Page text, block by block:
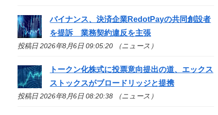
バイナンス、決済企業RedotPayの共同創設者
を提訴 業務契約違反を主張
投稿日 2026年8月6日 09:05:20 （ニュース）
トークン化株式に投票意向提出の道、エックス
ストックスがブロードリッジと提携
投稿日 2026年8月6日 08:20:38 （ニュース）